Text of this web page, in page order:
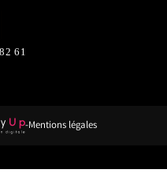
61
-Mentions légales